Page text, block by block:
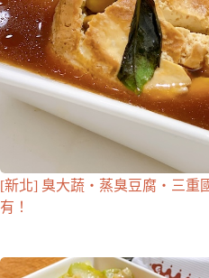
[新北] 臭大蔬・蒸臭豆腐・三重
有！